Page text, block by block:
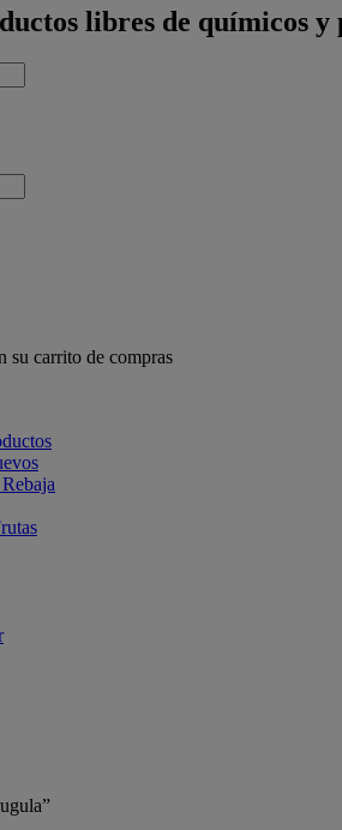
libres de químicos
su carrito de compras